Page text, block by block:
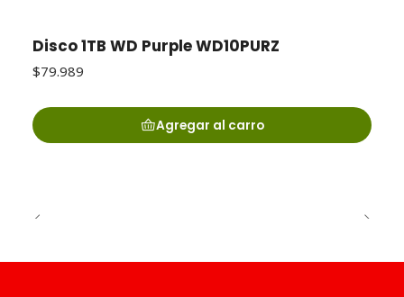
Disco 1TB WD Purple WD10PURZ
$79.989
Agregar al carro